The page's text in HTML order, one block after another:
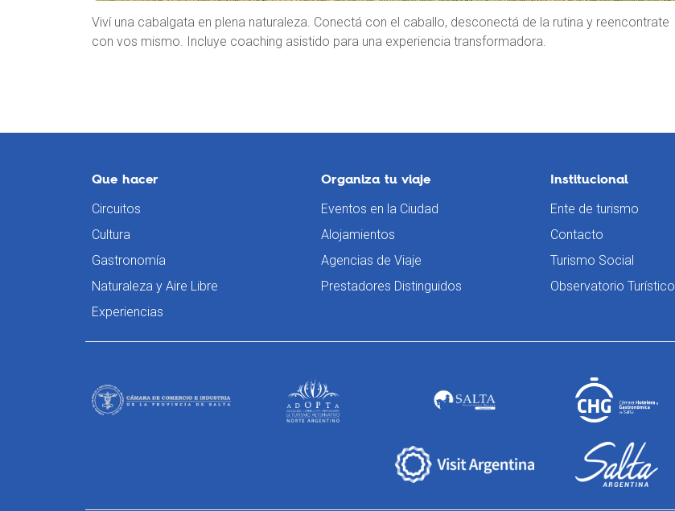
Viví una cabalgata en plena naturaleza. Conectá con el caballo, desconectá de la rutina y reencontrate
con vos mismo. Incluye coaching asistido para una experiencia transformadora.
Que hacer
Circuitos
Cultura
Gastronomía
Naturaleza y Aire Libre
Experiencias
Organiza tu viaje
Eventos en la Ciudad
Alojamientos
Agencias de Viaje
Prestadores Distinguidos
Institucional
Ente de turismo
Contacto
Turismo Social
Observatorio Turístico